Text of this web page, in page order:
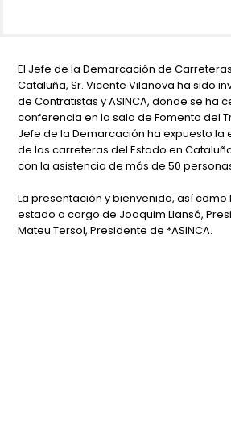
El Jefe de la Demarcación de
Cataluña, Sr. Vicente Vilanova ha sido
de Contratistas y ASINCA, donde se ha
conferencia en la sala de Fomento del
Jefe de la Demarcación ha expuesto la
de las carreteras del Estado en
con la asistencia de más de 50
La presentación y bienvenida, así como
estado a cargo de Joaquim Llansó,
Mateu Tersol, Presidente de *ASINCA.